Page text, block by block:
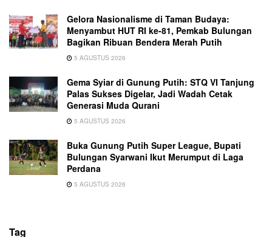
Gelora Nasionalisme di Taman Budaya:
Menyambut HUT RI ke-81, Pemkab Bulungan
Bagikan Ribuan Bendera Merah Putih
5 AGUSTUS 2026
Gema Syiar di Gunung Putih: STQ VI Tanjung
Palas Sukses Digelar, Jadi Wadah Cetak
Generasi Muda Qurani
5 AGUSTUS 2026
Buka Gunung Putih Super League, Bupati
Bulungan Syarwani Ikut Merumput di Laga
Perdana
5 AGUSTUS 2026
Tag